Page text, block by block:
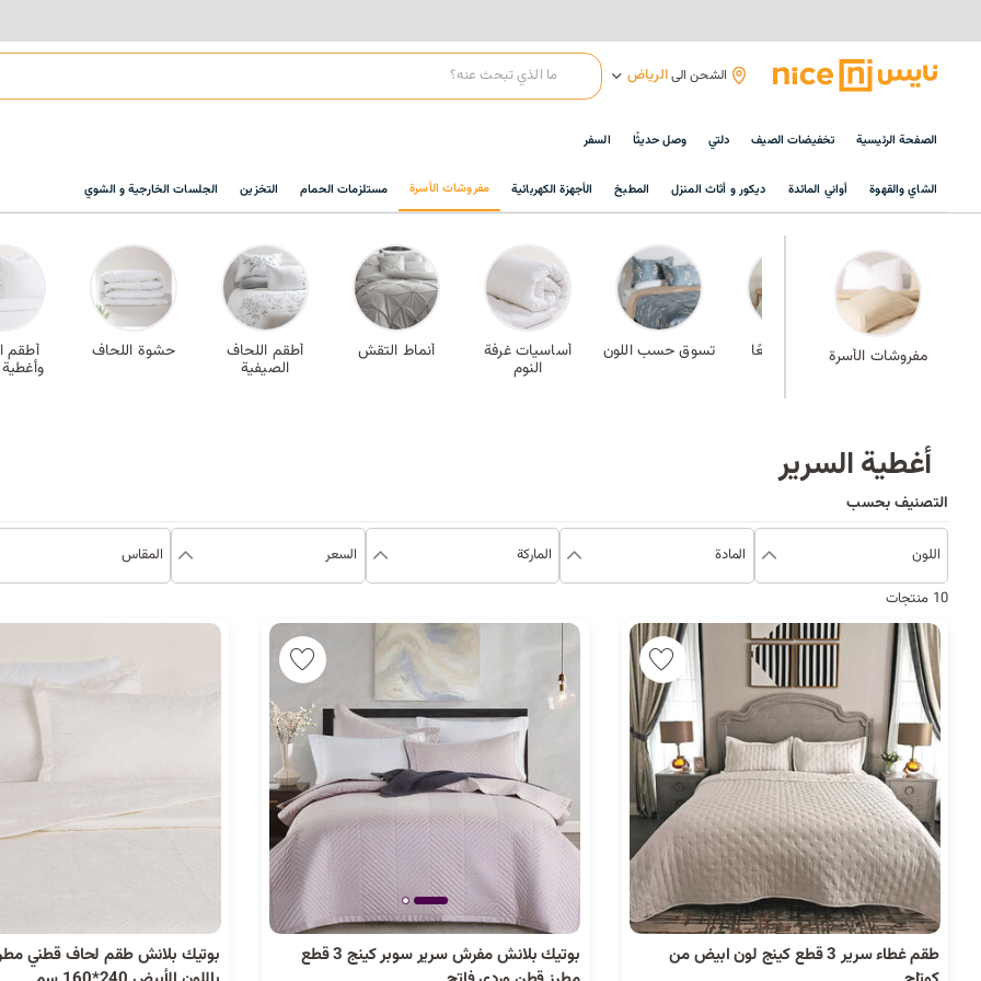
الشحن الىالرياض
الصفحة الرئيسية تخفيضات الصيف دلتي وصل حديثًا السفر
الشاي والقهوة أواني المائدة ديكور و أثاث المنزل المطبخ الأجهزة الكهربائية مفروشات الأسرة مستلزمات الحمام التخزين الجلسات الخارجية و الشوي
مفروشات الأسرة
طقم سرير متكامل الأفضل مبيعًا تسوق حسب اللون أساسيات غرفة
النوم
أنماط التقش أطقم اللحاف
الصيفية
حشوة اللحاف أطقم
أغطية السرير
التصنيف بحسب
اللون المادة الماركة السعر المقاس
10 منتجات
طقم غطاء سرير 3 قطع كينج لون ابيض من
بوتيك بلانش مفرش سرير سوبر كينج 3 قطع
بوتيك بلانش طقم لحاف